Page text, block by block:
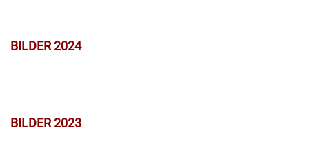
BILDER 2024
BILDER 2023